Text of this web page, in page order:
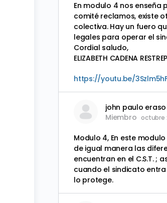
En modulo 4 nos enseña
comité reclamos, existe
colectiva. Hay un fuero
legales para operar el
Cordial saludo,
ELIZABETH CADENA
https://youtu.be/
john paulo
Miembro octubre
Modulo 4, En este
de igual manera las
encuentran en el C.S.T.
cuando el sindicato
lo protege.